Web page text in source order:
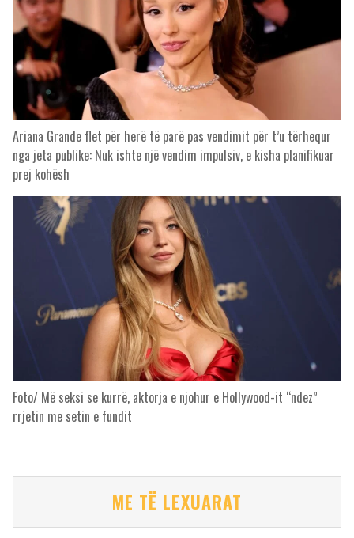
Ariana Grande flet për herë të parë pas vendimit për t’u tërhequr
nga jeta publike: Nuk ishte një vendim impulsiv, e kisha planifikuar
prej kohësh
Foto/ Më seksi se kurrë, aktorja e njohur e Hollywood-it “ndez”
rrjetin me setin e fundit
ME TË LEXUARAT